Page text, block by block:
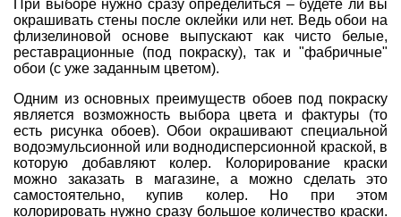
При выборе нужно сразу определиться – будете ли вы
окрашивать стены после оклейки или нет. Ведь обои на
флизелиновой основе выпускают как чисто белые,
реставрационные (под покраску), так и "фабричные"
обои (с уже заданным цветом).
Одним из основных преимуществ обоев под покраску
является возможность выбора цвета и фактуры (то
есть рисунка обоев). Обои окрашивают специальной
водоэмульсионной или воднодисперсионной краской, в
которую добавляют колер. Колорирование краски
можно заказать в магазине, а можно сделать это
самостоятельно, купив колер. Но при этом
колорировать нужно сразу большое количество краски.